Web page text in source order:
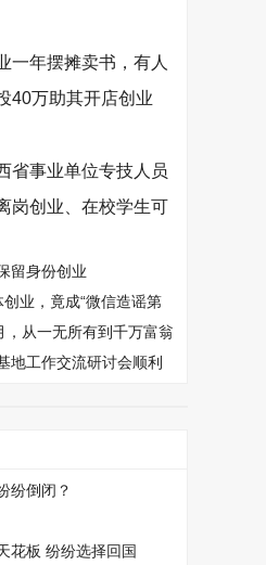
一年摆摊卖书，有人
40万助其开店创业
省事业单位专技人员
岗创业、在校学生可
留身份创业
业，竟成“微信造谣第
从一无所有到千万富翁
地工作交流研讨会顺利
纷倒闭？
花板 纷纷选择回国